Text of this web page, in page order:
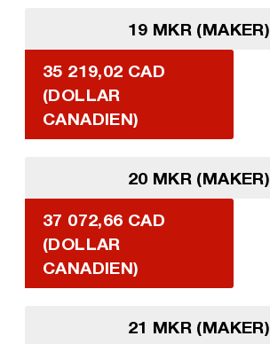
19 MKR (MAKER)
35 219,02 CAD
(DOLLAR
CANADIEN)
20 MKR (MAKER)
37 072,66 CAD
(DOLLAR
CANADIEN)
21 MKR (MAKER)